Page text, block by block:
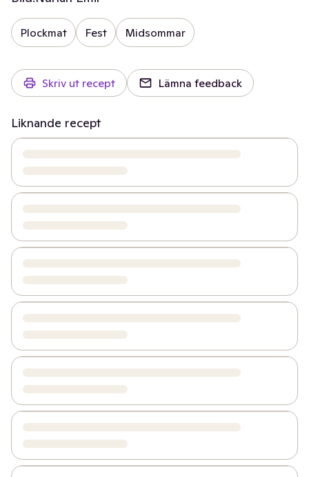
Plockmat Fest Midsommar
Skriv ut recept Lämna feedback
Liknande recept